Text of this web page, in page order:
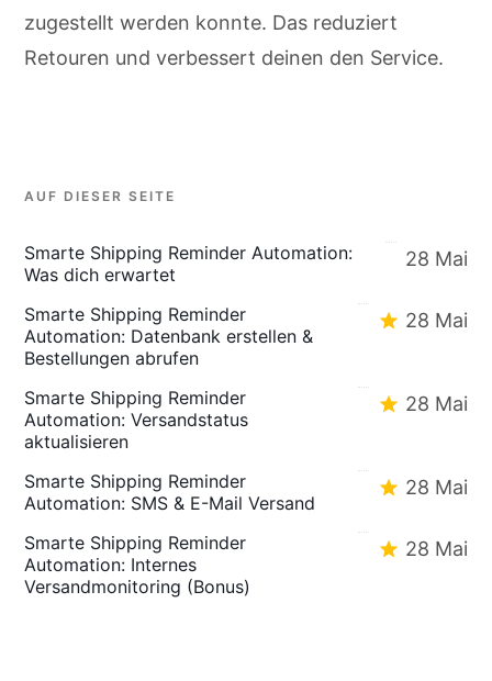
zugestellt werden konnte. Das reduziert
Retouren und verbessert deinen den Service.
AUF DIESER SEITE
Smarte Shipping Reminder Automation:
Was dich erwartet
28 Mai
Smarte Shipping Reminder
Automation: Datenbank erstellen &
Bestellungen abrufen
28 Mai
Smarte Shipping Reminder
Automation: Versandstatus
aktualisieren
28 Mai
Smarte Shipping Reminder
Automation: SMS & E-Mail Versand
28 Mai
Smarte Shipping Reminder
Automation: Internes
Versandmonitoring (Bonus)
28 Mai